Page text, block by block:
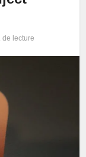
de lecture